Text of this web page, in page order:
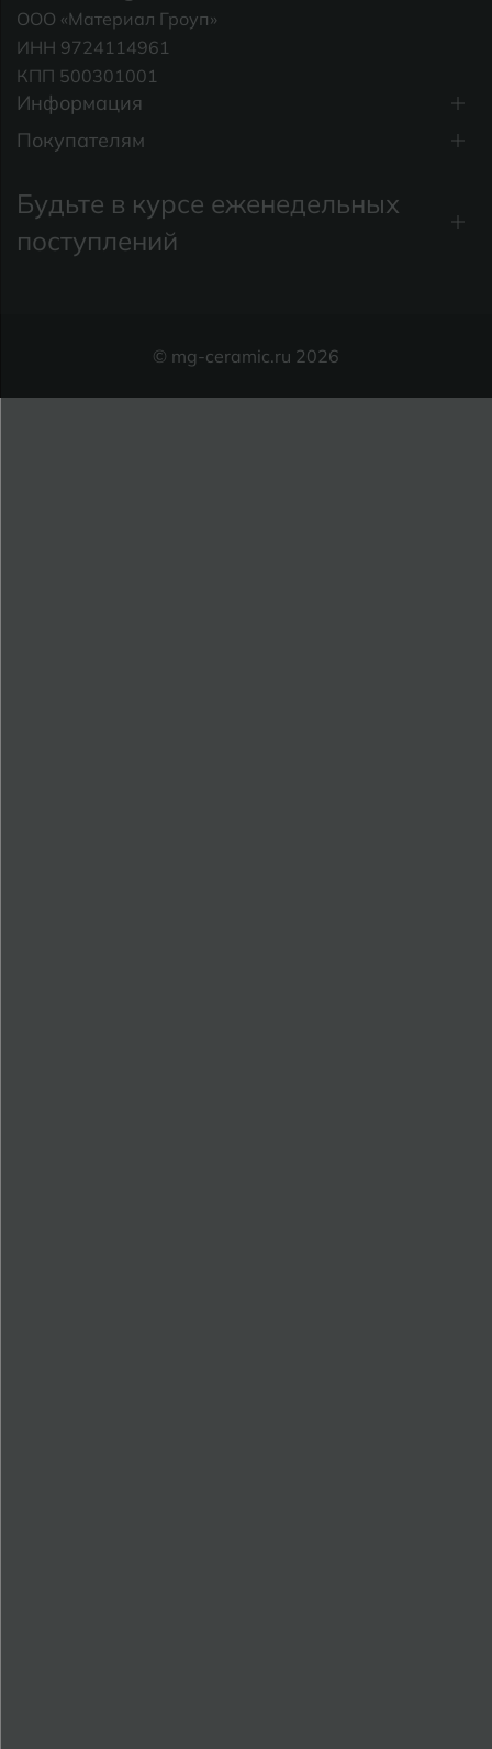
Информация
Покупателям
ООО «Материал Гроуп»
ИНН 9724114961
КПП 500301001
Будьте в курсе еженедельных
поступлений
© mg-ceramic.ru 2026